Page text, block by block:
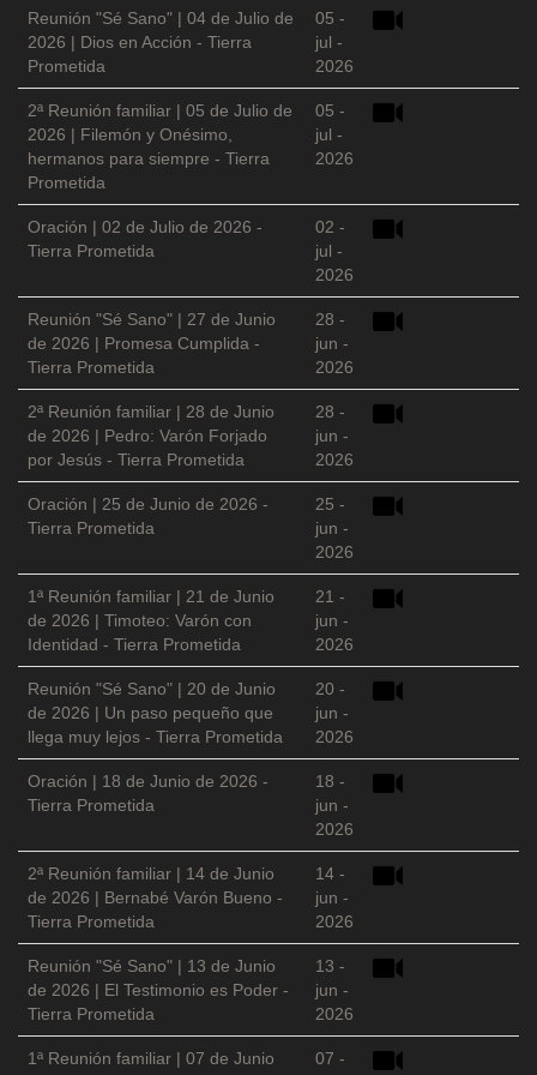
Reunión "Sé Sano" | 04 de Julio de
2026 | Dios en Acción - Tierra
Prometida
05 -
jul -
2026
2ª Reunión familiar | 05 de Julio de
2026 | Filemón y Onésimo,
hermanos para siempre - Tierra
Prometida
05 -
jul -
2026
Oración | 02 de Julio de 2026 -
Tierra Prometida
02 -
jul -
2026
Reunión "Sé Sano" | 27 de Junio
de 2026 | Promesa Cumplida -
Tierra Prometida
28 -
jun -
2026
2ª Reunión familiar | 28 de Junio
de 2026 | Pedro: Varón Forjado
por Jesús - Tierra Prometida
28 -
jun -
2026
Oración | 25 de Junio de 2026 -
Tierra Prometida
25 -
jun -
2026
1ª Reunión familiar | 21 de Junio
de 2026 | Timoteo: Varón con
Identidad - Tierra Prometida
21 -
jun -
2026
Reunión "Sé Sano" | 20 de Junio
de 2026 | Un paso pequeño que
llega muy lejos - Tierra Prometida
20 -
jun -
2026
Oración | 18 de Junio de 2026 -
Tierra Prometida
18 -
jun -
2026
2ª Reunión familiar | 14 de Junio
de 2026 | Bernabé Varón Bueno -
Tierra Prometida
14 -
jun -
2026
Reunión "Sé Sano" | 13 de Junio
de 2026 | El Testimonio es Poder -
Tierra Prometida
13 -
jun -
2026
1ª Reunión familiar | 07 de Junio
07 -